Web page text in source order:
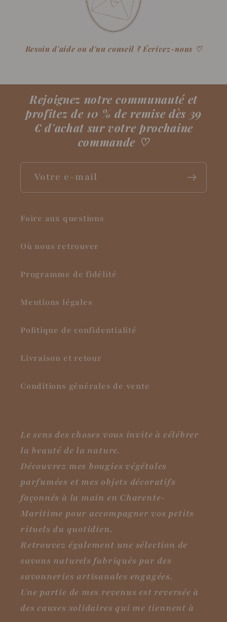
Besoin d'aide ou d'un conseil ? Écrivez-nous ♡
Rejoignez notre communauté et
profitez de 10 % de remise dès 39
€ d'achat sur votre prochaine
commande ♡
Votre e-mail
Foire aux questions
Où nous retrouver
Programme de fidélité
Mentions légales
Politique de confidentialité
Livraison et retour
Conditions générales de vente
Le sens des choses vous invite à célébrer
la beauté de la nature.
Découvrez mes bougies végétales
parfumées et mes objets décoratifs
façonnés à la main en Charente-
Maritime pour accompagner vos petits
rituels du quotidien.
Retrouvez également une sélection de
savons naturels fabriqués par des
savonneries artisanales engagées.
Une partie de mes revenus est reversée à
des causes solidaires qui me tiennent à